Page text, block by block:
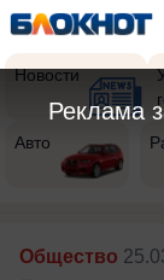
Новости
Авто
Общество
Реклама